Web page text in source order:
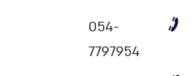
054-
7797954